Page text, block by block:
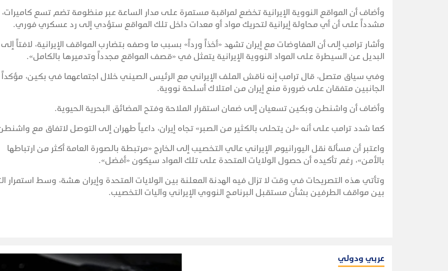
وأضاف أن المواقع النووية الإيرانية تخضع لمراقبة مستمرة على مدار الساعة عبر منظومة تضم تسع كاميرات،
مشدداً على أن أي محاولة إيرانية لتحريك مواد أو معدات داخل تلك المواقع ستؤدي إلى رد عسكري فوري.
وأشار ترامب إلى أن المفاوضات مع إيران تشهد «أخذاً ورداً» بسبب ما وصفه بتضارب المواقف الإيرانية، لافتاً
البديل عن السيطرة على المواد النووية الإيرانية يتمثل في «قصف المواقع مجدداً وتدميرها بالكامل».
وفي سياق متصل، قال ترامب إنه ناقش الملف الإيراني مع الرئيس الصيني خلال اجتماعهما في بكين، مؤكداً
الجانبين متفقان على ضرورة منع إيران من امتلاك أسلحة نووية.
وأضاف أن واشنطن وبكين تسعيان إلى ضمان استقرار الملاحة وفتح المضائق البحرية الحيوية.
كما شدد ترامب على أنه «لن يتحلى بالكثير من الصبر» تجاه إيران، داعياً طهران إلى التوصل لاتفاق مع
واعتبر أن مسألة نقل اليورانيوم الإيراني عالي التخصيب إلى الخارج «مرتبطة بالصورة العامة أكثر من ارتباطها
بالأمن»، رغم تأكيده أن حصول الولايات المتحدة على تلك المواد سيكون «أفضل».
وتأتي هذه التصريحات في وقت لا تزال فيه الهدنة المعلنة بين الولايات المتحدة وإيران هشة، وسط استمرار
بين مواقف الطرفين بشأن مستقبل البرنامج النووي الإيراني وآليات التخصيب.
عربي ودولي